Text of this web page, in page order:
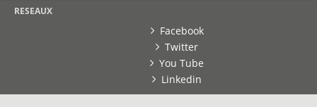
RESEAUX
Facebook
Twitter
You Tube
Linkedin